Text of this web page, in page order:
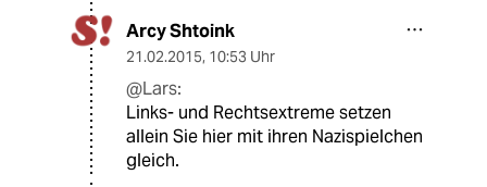
Arcy Shtoink
21.02.2015, 10:53 Uhr
@Lars:
Links- und Rechtsextreme setzen
allein Sie hier mit ihren Nazispielchen
gleich.